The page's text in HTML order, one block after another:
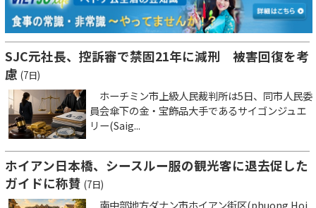
SJC元社長、控訴審で禁固21年に減刑 被害回復を考
慮 (7日)
ホーチミン市上級人民裁判所は5日、同市人民委
員会傘下の金・宝飾品大手であるサイゴンジュエ
リー(Saig...
ホイアン日本橋、シースルー服の観光客に退去促した
ガイドに称賛 (7日)
南中部地方ダナン市ホイアン街区(phuong Hoi